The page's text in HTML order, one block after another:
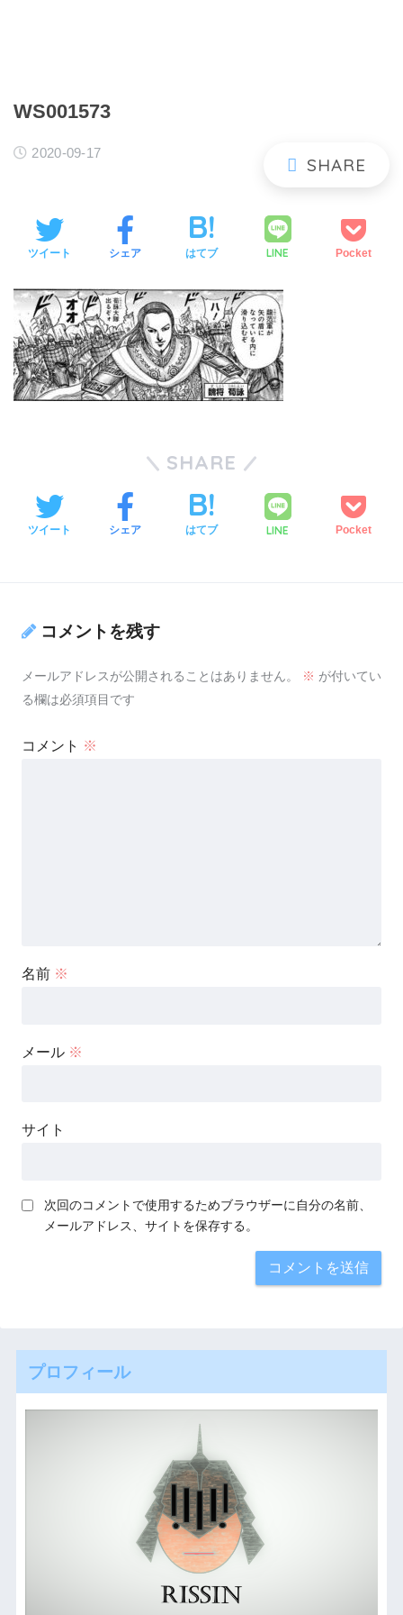
WS001573
2020-09-17
ツイート シェア はてブ LINE Pocket
SHARE
ツイート シェア はてブ LINE Pocket
コメントを残す
メールアドレスが公開されることはありません。 ※ が付いてい
る欄は必須項目です
コメント ※
名前 ※
メール ※
サイト
次回のコメントで使用するためブラウザーに自分の名前、
メールアドレス、サイトを保存する。
プロフィール